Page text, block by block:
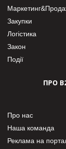
Закупки
Логістика
Закон
Події
ПРО
Про нас
Наша команда
Реклама на